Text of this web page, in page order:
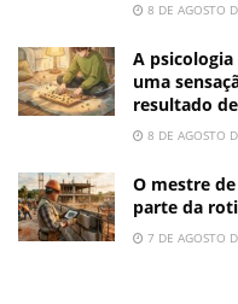
8 DE AGOSTO
A
uma
resultado
8 DE AGOSTO
O mestre
parte da
7 DE AGOSTO